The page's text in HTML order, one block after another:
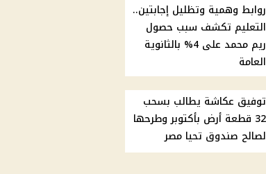
روابط وهمية وتظليل إجابتين..
التعليم تكشف سبب حصول
ريم محمد على 4% بالثانوية
العامة
توفيق عكاشة يطالب بسحب
32 قطعة أرض بأكتوبر وطرحها
لصالح صندوق تحيا مصر